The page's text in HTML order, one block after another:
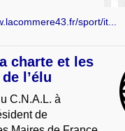
sport/it...
charte et les
l’élu
C.N.A.L. à
de